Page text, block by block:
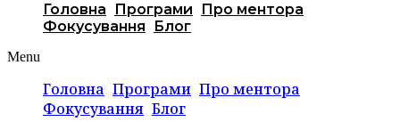
Головна Програми
Про ментора
Фокусування
Блог
Menu
Головна Програми Про ментора
Фокусування Блог